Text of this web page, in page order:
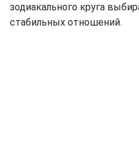
зодиакального круга
стабильных отношений.